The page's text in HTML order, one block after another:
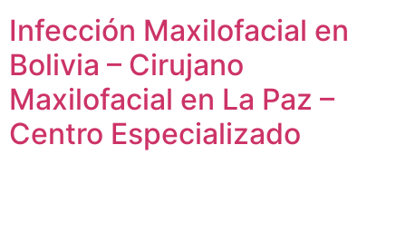
Infección Maxilofacial en
Bolivia – Cirujano
Maxilofacial en La Paz –
Centro Especializado